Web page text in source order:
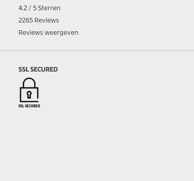
4.2 / 5 Sterren
2265 Reviews
Reviews weergeven
SSL SECURED